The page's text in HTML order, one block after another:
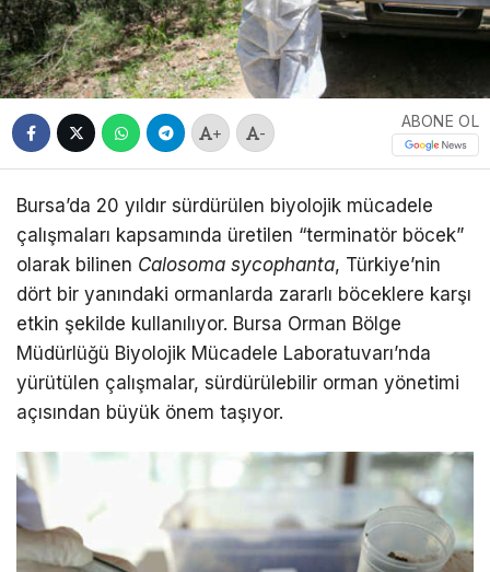
+ -
ABONE OL
Bursa’da 20 yıldır sürdürülen biyolojik mücadele
çalışmaları kapsamında üretilen “terminatör böcek”
olarak bilinen Calosoma sycophanta, Türkiye’nin
dört bir yanındaki ormanlarda zararlı böceklere karşı
etkin şekilde kullanılıyor. Bursa Orman Bölge
Müdürlüğü Biyolojik Mücadele Laboratuvarı’nda
yürütülen çalışmalar, sürdürülebilir orman yönetimi
açısından büyük önem taşıyor.